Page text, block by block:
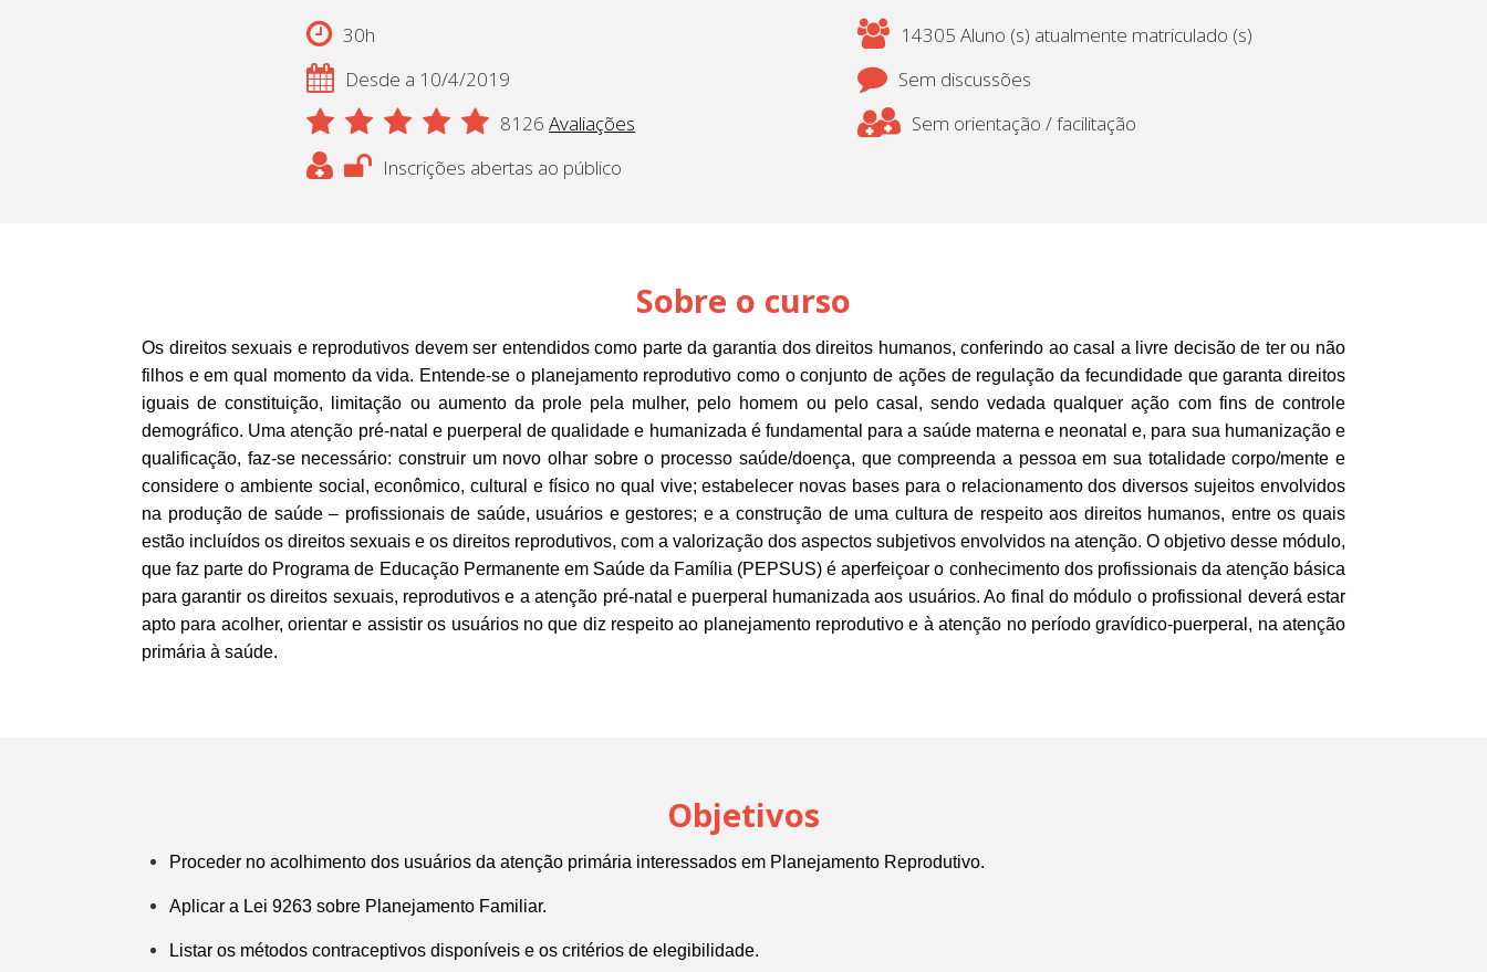
30h
14305 Aluno (s) atualmente matriculado (s)
Desde a 10/4/2019
Sem discussões
8126 Avaliações
Sem orientação / facilitação
Inscrições abertas ao público
Sobre o curso
Os direitos sexuais e reprodutivos devem ser entendidos como parte da garantia dos direitos humanos, conferindo ao casal a livre decisão de ter ou não
filhos e em qual momento da vida. Entende-se o planejamento reprodutivo como o conjunto de ações de regulação da fecundidade que garanta direitos
iguais de constituição, limitação ou aumento da prole pela mulher, pelo homem ou pelo casal, sendo vedada qualquer ação com fins de controle
demográfico. Uma atenção pré-natal e puerperal de qualidade e humanizada é fundamental para a saúde materna e neonatal e, para sua humanização e
qualificação, faz-se necessário: construir um novo olhar sobre o processo saúde/doença, que compreenda a pessoa em sua totalidade corpo/mente e
considere o ambiente social, econômico, cultural e físico no qual vive; estabelecer novas bases para o relacionamento dos diversos sujeitos envolvidos
na produção de saúde – profissionais de saúde, usuários e gestores; e a construção de uma cultura de respeito aos direitos humanos, entre os quais
estão incluídos os direitos sexuais e os direitos reprodutivos, com a valorização dos aspectos subjetivos envolvidos na atenção. O objetivo desse módulo,
que faz parte do Programa de Educação Permanente em Saúde da Família (PEPSUS) é aperfeiçoar o conhecimento dos profissionais da atenção básica
para garantir os direitos sexuais, reprodutivos e a atenção pré-natal e puerperal humanizada aos usuários. Ao final do módulo o profissional deverá estar
apto para acolher, orientar e assistir os usuários no que diz respeito ao planejamento reprodutivo e à atenção no período gravídico-puerperal, na atenção
primária à saúde.
Objetivos
Proceder no acolhimento dos usuários da atenção primária interessados em Planejamento Reprodutivo.
Aplicar a Lei 9263 sobre Planejamento Familiar.
Listar os métodos contraceptivos disponíveis e os critérios de elegibilidade.